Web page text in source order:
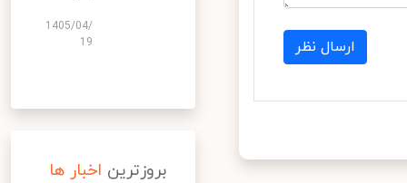
ارسال نظر
1405/04/
19
بروزترین اخبار ها